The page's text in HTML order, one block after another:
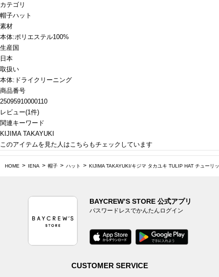
カテゴリ
帽子ハット
素材
本体:ポリエステル100%
生産国
日本
取扱い
本体:ドライクリーニング
商品番号
25095910000110
レビュー(1件)
関連キーワード
KIJIMA TAKAYUKI
このアイテムを見た人はこちらもチェックしています
HOME IENA 帽子 ハット KIJIMA TAKAYUKI/キジマ タカユキ TULIP HAT チューリ
BAYCREW’S STORE 公式アプリ
パスワードレスでかんたんログイン
CUSTOMER SERVICE